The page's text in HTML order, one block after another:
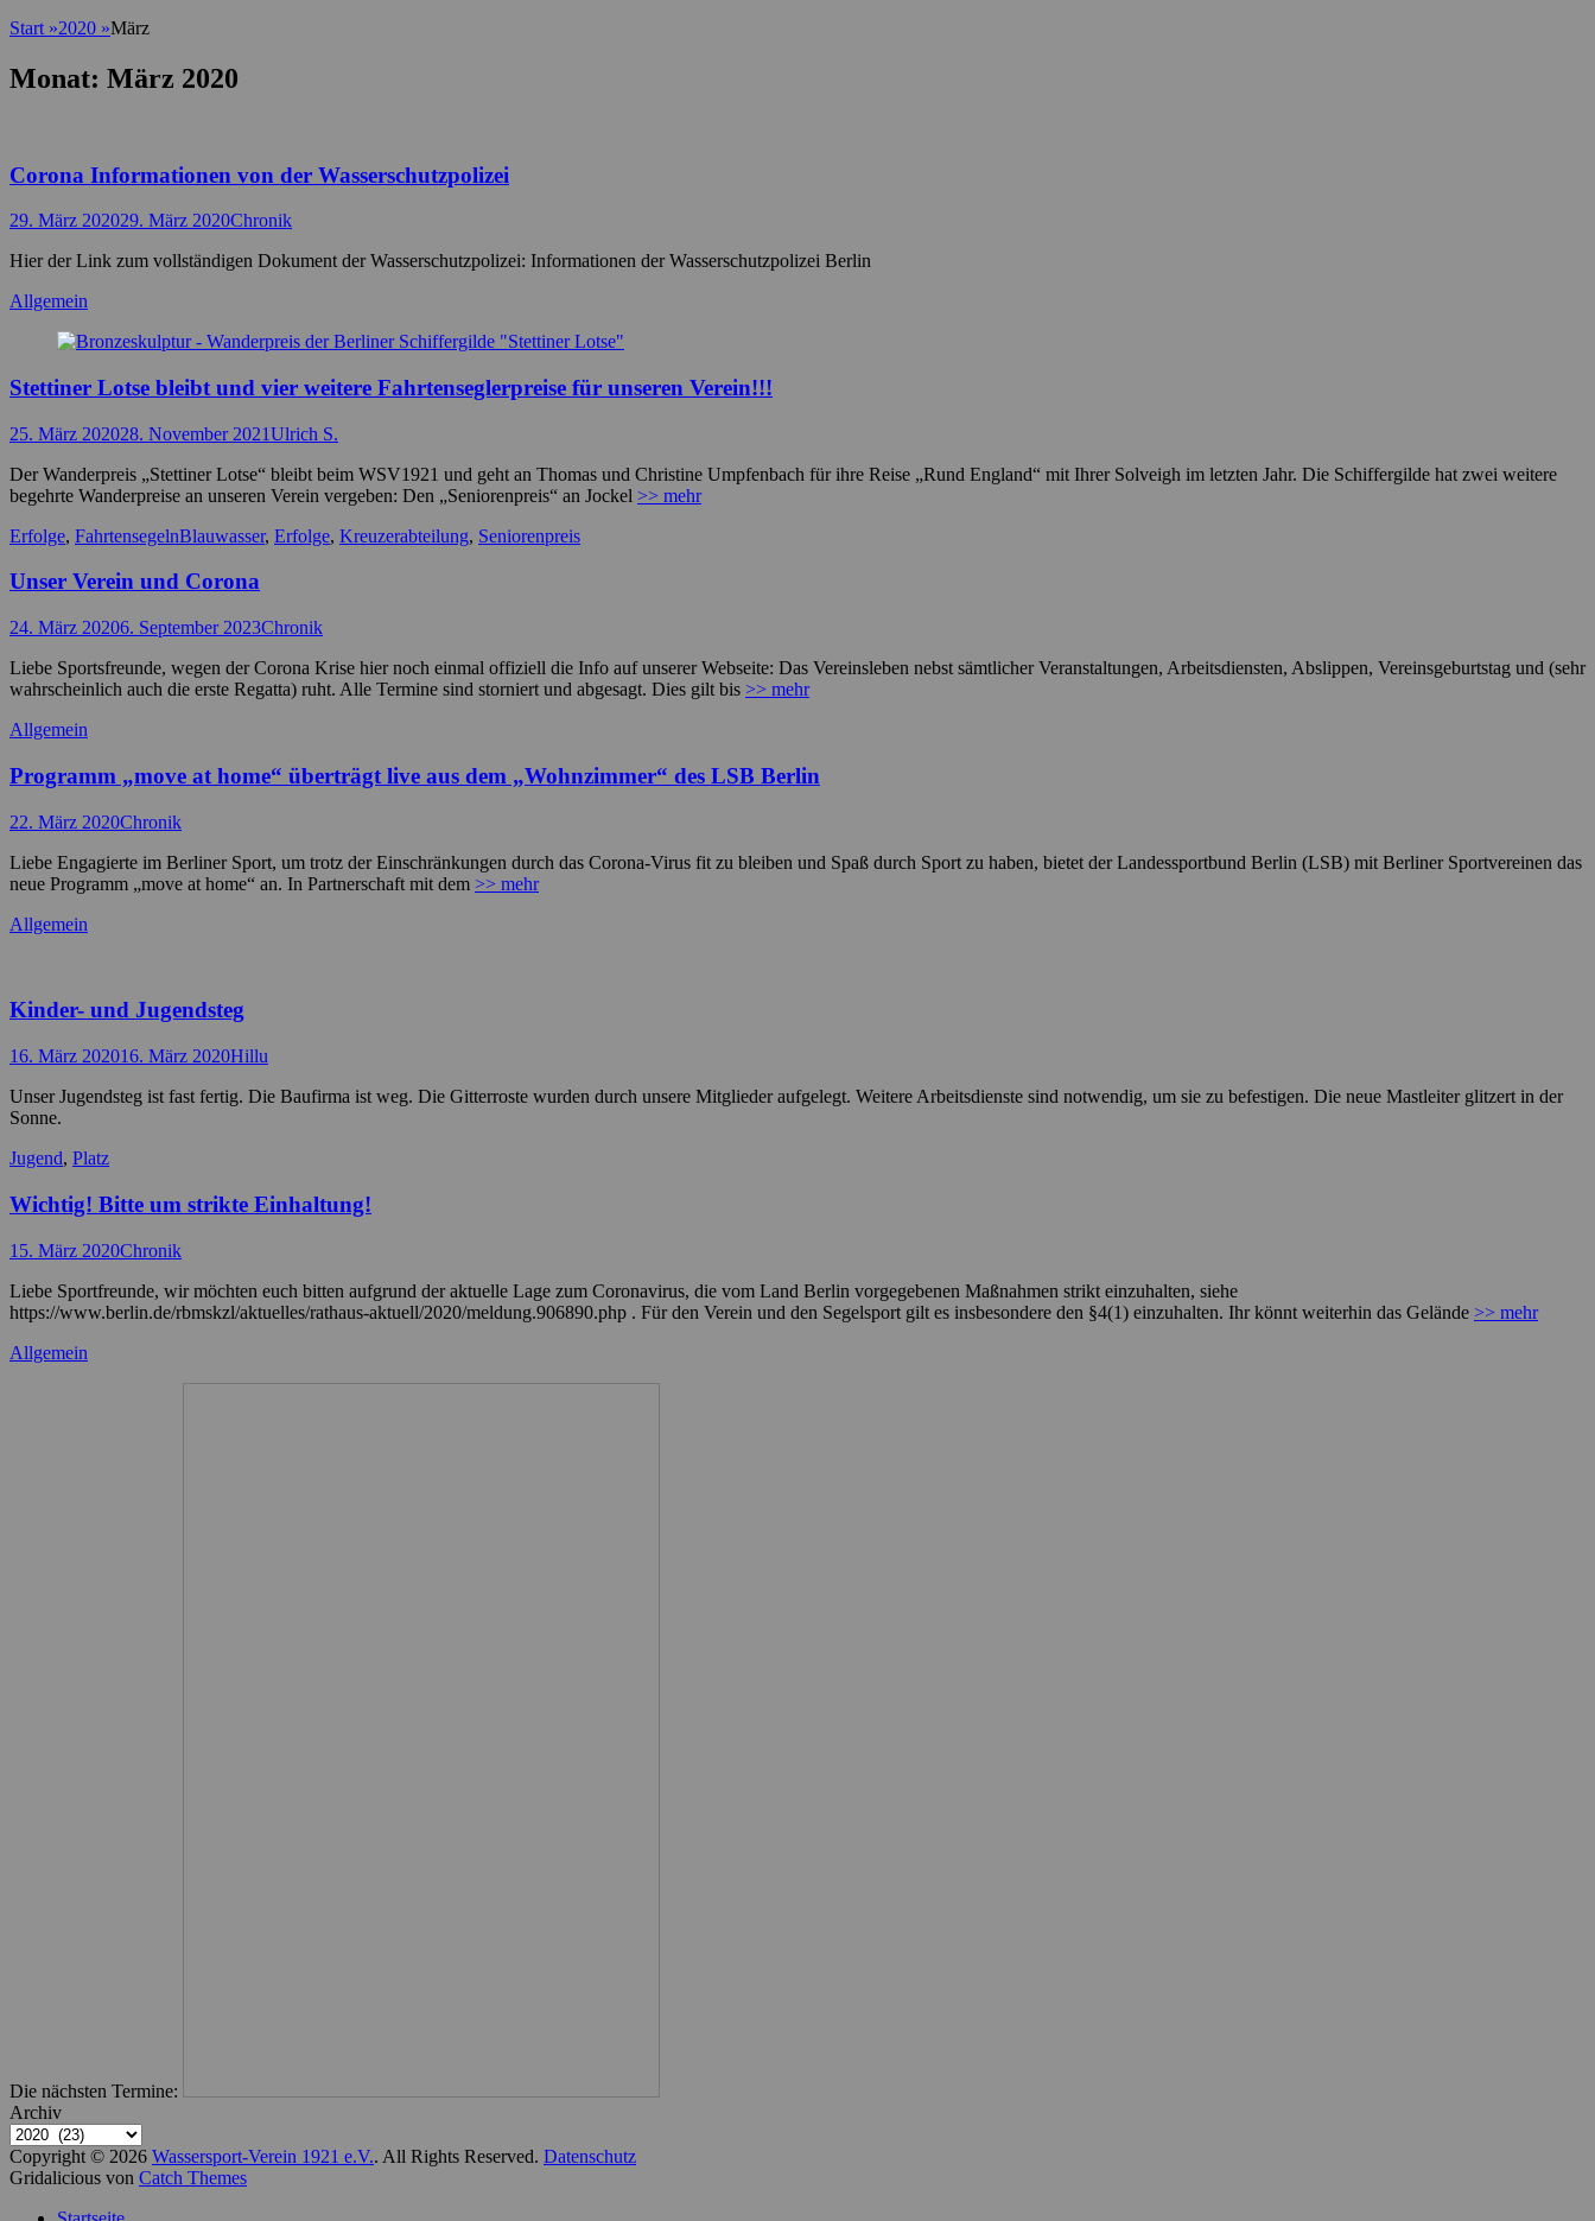
Start »2020 »März
Monat: März 2020
Corona Informationen von der Wasserschutzpolizei
Posted
29. März 202029. März 2020Autor
Chronik
Hier der Link zum vollständigen Dokument der Wasserschutzpolizei: Informationen der Wasserschutzpolizei Berlin
Kategorien
Allgemein
Stettiner Lotse bleibt und vier weitere Fahrtenseglerpreise für unseren Verein!!!
Posted
25. März 202028. November 2021Autor
Ulrich S.
Der Wanderpreis „Stettiner Lotse“ bleibt beim WSV1921 und geht an Thomas und Christine Umpfenbach für ihre Reise „Rund England“ mit Ihrer Solveigh im letzten Jahr. Die Schiffergilde hat zwei weitere
begehrte Wanderpreise an unseren Verein vergeben: Den „Seniorenpreis“ an Jockel >> mehr
Kategorien
Erfolge, FahrtensegelnSchlagworte
Blauwasser, Erfolge, Kreuzerabteilung, Seniorenpreis
Unser Verein und Corona
Posted
24. März 20206. September 2023Autor
Chronik
Liebe Sportsfreunde, wegen der Corona Krise hier noch einmal offiziell die Info auf unserer Webseite: Das Vereinsleben nebst sämtlicher Veranstaltungen, Arbeitsdiensten, Abslippen, Vereinsgeburtstag und (sehr
wahrscheinlich auch die erste Regatta) ruht. Alle Termine sind storniert und abgesagt. Dies gilt bis >> mehr
Kategorien
Allgemein
Programm „move at home“ überträgt live aus dem „Wohnzimmer“ des LSB Berlin
Posted
22. März 2020Autor
Chronik
Liebe Engagierte im Berliner Sport, um trotz der Einschränkungen durch das Corona-Virus fit zu bleiben und Spaß durch Sport zu haben, bietet der Landessportbund Berlin (LSB) mit Berliner Sportvereinen das
neue Programm „move at home“ an. In Partnerschaft mit dem >> mehr
Kategorien
Allgemein
Kinder- und Jugendsteg
Posted
16. März 202016. März 2020Autor
Hillu
Unser Jugendsteg ist fast fertig. Die Baufirma ist weg. Die Gitterroste wurden durch unsere Mitglieder aufgelegt. Weitere Arbeitsdienste sind notwendig, um sie zu befestigen. Die neue Mastleiter glitzert in der
Sonne.
Kategorien
Jugend, Platz
Wichtig! Bitte um strikte Einhaltung!
Posted
15. März 2020Autor
Chronik
Liebe Sportfreunde, wir möchten euch bitten aufgrund der aktuelle Lage zum Coronavirus, die vom Land Berlin vorgegebenen Maßnahmen strikt einzuhalten, siehe
https://www.berlin.de/rbmskzl/aktuelles/rathaus-aktuell/2020/meldung.906890.php . Für den Verein und den Segelsport gilt es insbesondere den §4(1) einzuhalten. Ihr könnt weiterhin das Gelände >> mehr
Kategorien
Allgemein
Die nächsten Termine:
Archiv
Copyright © 2026 Wassersport-Verein 1921 e.V.. All Rights Reserved. Datenschutz
Gridalicious von Catch Themes